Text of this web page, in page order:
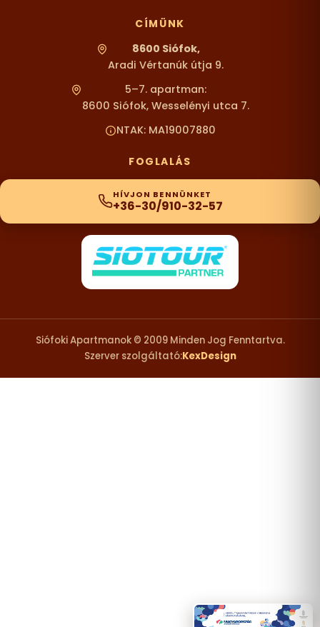
CÍMÜNK
8600 Siófok,
Aradi Vértanúk útja 9.
5–7. apartman:
8600 Siófok, Wesselényi utca 7.
NTAK: MA19007880
FOGLALÁS
HÍVJON BENNÜNKET
+36-30/910-32-57
Siófoki Apartmanok © 2009 Minden Jog Fenntartva.
Szerver szolgáltató:KexDesign